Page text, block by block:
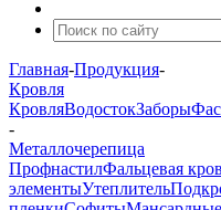
Главная-Продукция-
Кровля
КровляВодостокЗаборы
-
Металлочерепица
ПрофнастилФальцевая
элементыУтеплитель